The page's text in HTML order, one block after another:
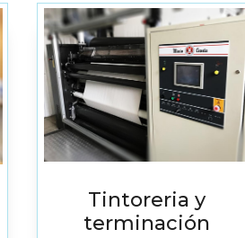
Tintoreria y
terminación